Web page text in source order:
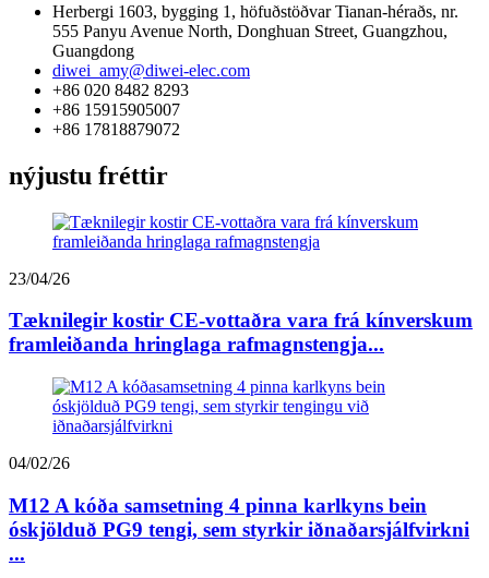
Herbergi 1603, bygging 1, höfuðstöðvar Tianan-héraðs, nr.
555 Panyu Avenue North, Donghuan Street, Guangzhou,
Guangdong
diwei_amy@diwei-elec.com
+86 020 8482 8293
+86 15915905007
+86 17818879072
nýjustu fréttir
23/04/26
Tæknilegir kostir CE-vottaðra vara frá kínverskum
framleiðanda hringlaga rafmagnstengja...
04/02/26
M12 A kóða samsetning 4 pinna karlkyns bein
óskjölduð PG9 tengi, sem styrkir iðnaðarsjálfvirkni
...